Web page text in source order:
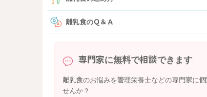
離乳食のＱ＆Ａ
専門家に無料で相談できます
離乳食のお悩みを管理栄養士などの専門家に
せんか？